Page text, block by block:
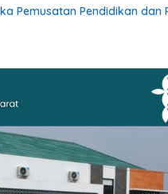
Pemusatan Pendidikan dan